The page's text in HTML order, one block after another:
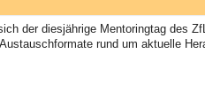
der diesjährige Mentoringtag des
rund um aktuelle